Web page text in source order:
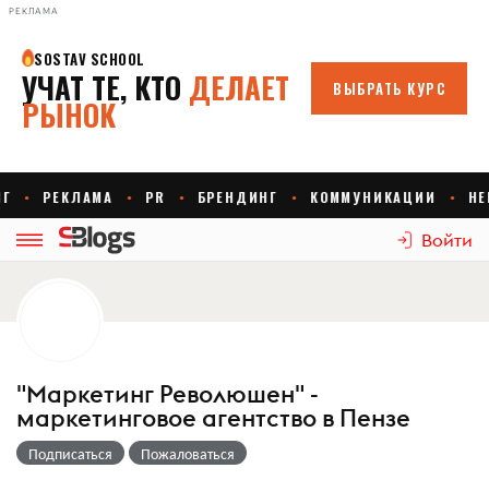
РЕКЛАМА
Войти
"Маркетинг Революшен" -
маркетинговое агентство в Пензе
Подписаться Пожаловаться